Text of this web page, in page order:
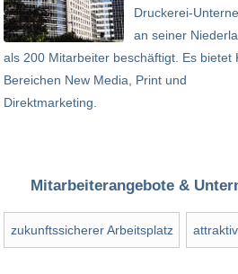
Druckerei-
an seiner
als 200 Mitarbeiter beschäftigt. Es bietet
Bereichen New Media, Print und
Direktmarketing.
Mitarbeiterangebote &
zukunftssicherer Arbeitsplatz